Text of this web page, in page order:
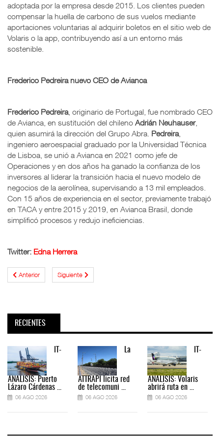
adoptada por la empresa desde 2015. Los clientes pueden
compensar la huella de carbono de sus vuelos mediante
aportaciones voluntarias al adquirir boletos en el sitio web de
Volaris o la app, contribuyendo así a un entorno más
sostenible.
Frederico Pedreira nuevo CEO de Avianca
Frederico Pedreira, originario de Portugal, fue nombrado CEO
de Avianca, en sustitución del chileno Adrián Neuhauser,
quien asumirá la dirección del Grupo Abra. Pedreira,
ingeniero aeroespacial graduado por la Universidad Técnica
de Lisboa, se unió a Avianca en 2021 como jefe de
Operaciones y en dos años ha ganado la confianza de los
inversores al liderar la transición hacia el nuevo modelo de
negocios de la aerolínea, supervisando a 13 mil empleados.
Con 15 años de experiencia en el sector, previamente trabajó
en TACA y entre 2015 y 2019, en Avianca Brasil, donde
simplificó procesos y redujo ineficiencias.
Twitter: Edna Herrera
Anterior Siguiente
RECIENTES
IT-
ANÁLISIS: Puerto
Lázaro Cárdenas ...
06 AGO 2026
La
ATTRAPI licita red
de telecomuni ...
06 AGO 2026
IT-
ANÁLISIS: Volaris
abrirá ruta en ...
06 AGO 2026